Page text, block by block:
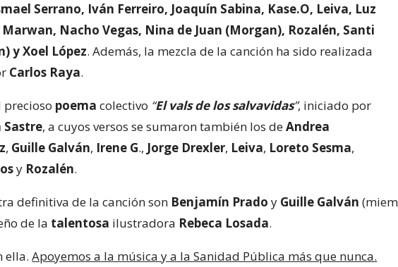
Serrano, Iván Ferreiro, Joaquín Sabina, Kase.O, Leiva, Luz
Nacho Vegas, Nina de Juan (Morgan), Rozalén, Santi
y Xoel López. Además, la mezcla de la canción ha sido realizada
Carlos Raya.
precioso poema colectivo “El vals de los salvavidas”, iniciado por
Sastre, a cuyos versos se sumaron también los deAndrea
, Guille Galván, Irene G., Jorge Drexler, Leiva, Loreto Sesma,
y Rozalén.
definitiva de la canción son Benjamín Prado y Guille Galván
de la talentosa ilustradora Rebeca Losada.
ella.Apoyemos a la música y a la Sanidad Pública más que nunca.